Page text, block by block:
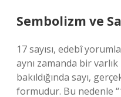
Sembolizm ve
17 sayısı, edebî
aynı zamanda bir
bakıldığında sayı,
formudur. Bu nedenle